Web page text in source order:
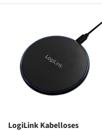
LogiLink Kabelloses